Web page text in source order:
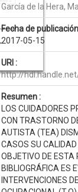
García de la Hera,
Fecha de
2017-05-15
URI :
http://
Resumen :
LOS CUIDADORES
CON TRASTORNO
AUTISTA (TEA)
CASOS SU CALIDAD
OBJETIVO DE ESTA
BIBLIOGRÁFICA ES
INTERVENCIONES